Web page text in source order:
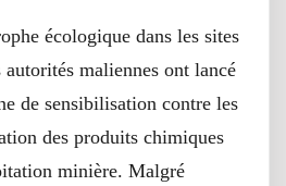
écologique dans les sites
maliennes ont lancé
de sensibilisation contre les
des produits chimiques
minière. Malgré